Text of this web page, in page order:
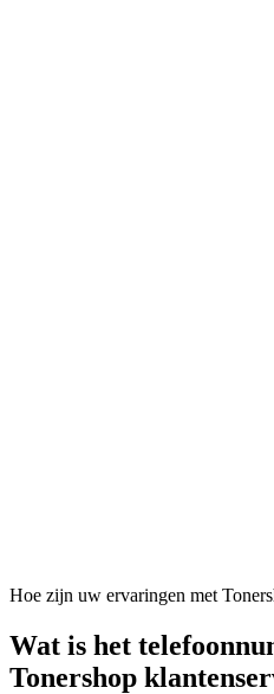
Hoe zijn uw ervaringen met
Wat is het
Tonershop